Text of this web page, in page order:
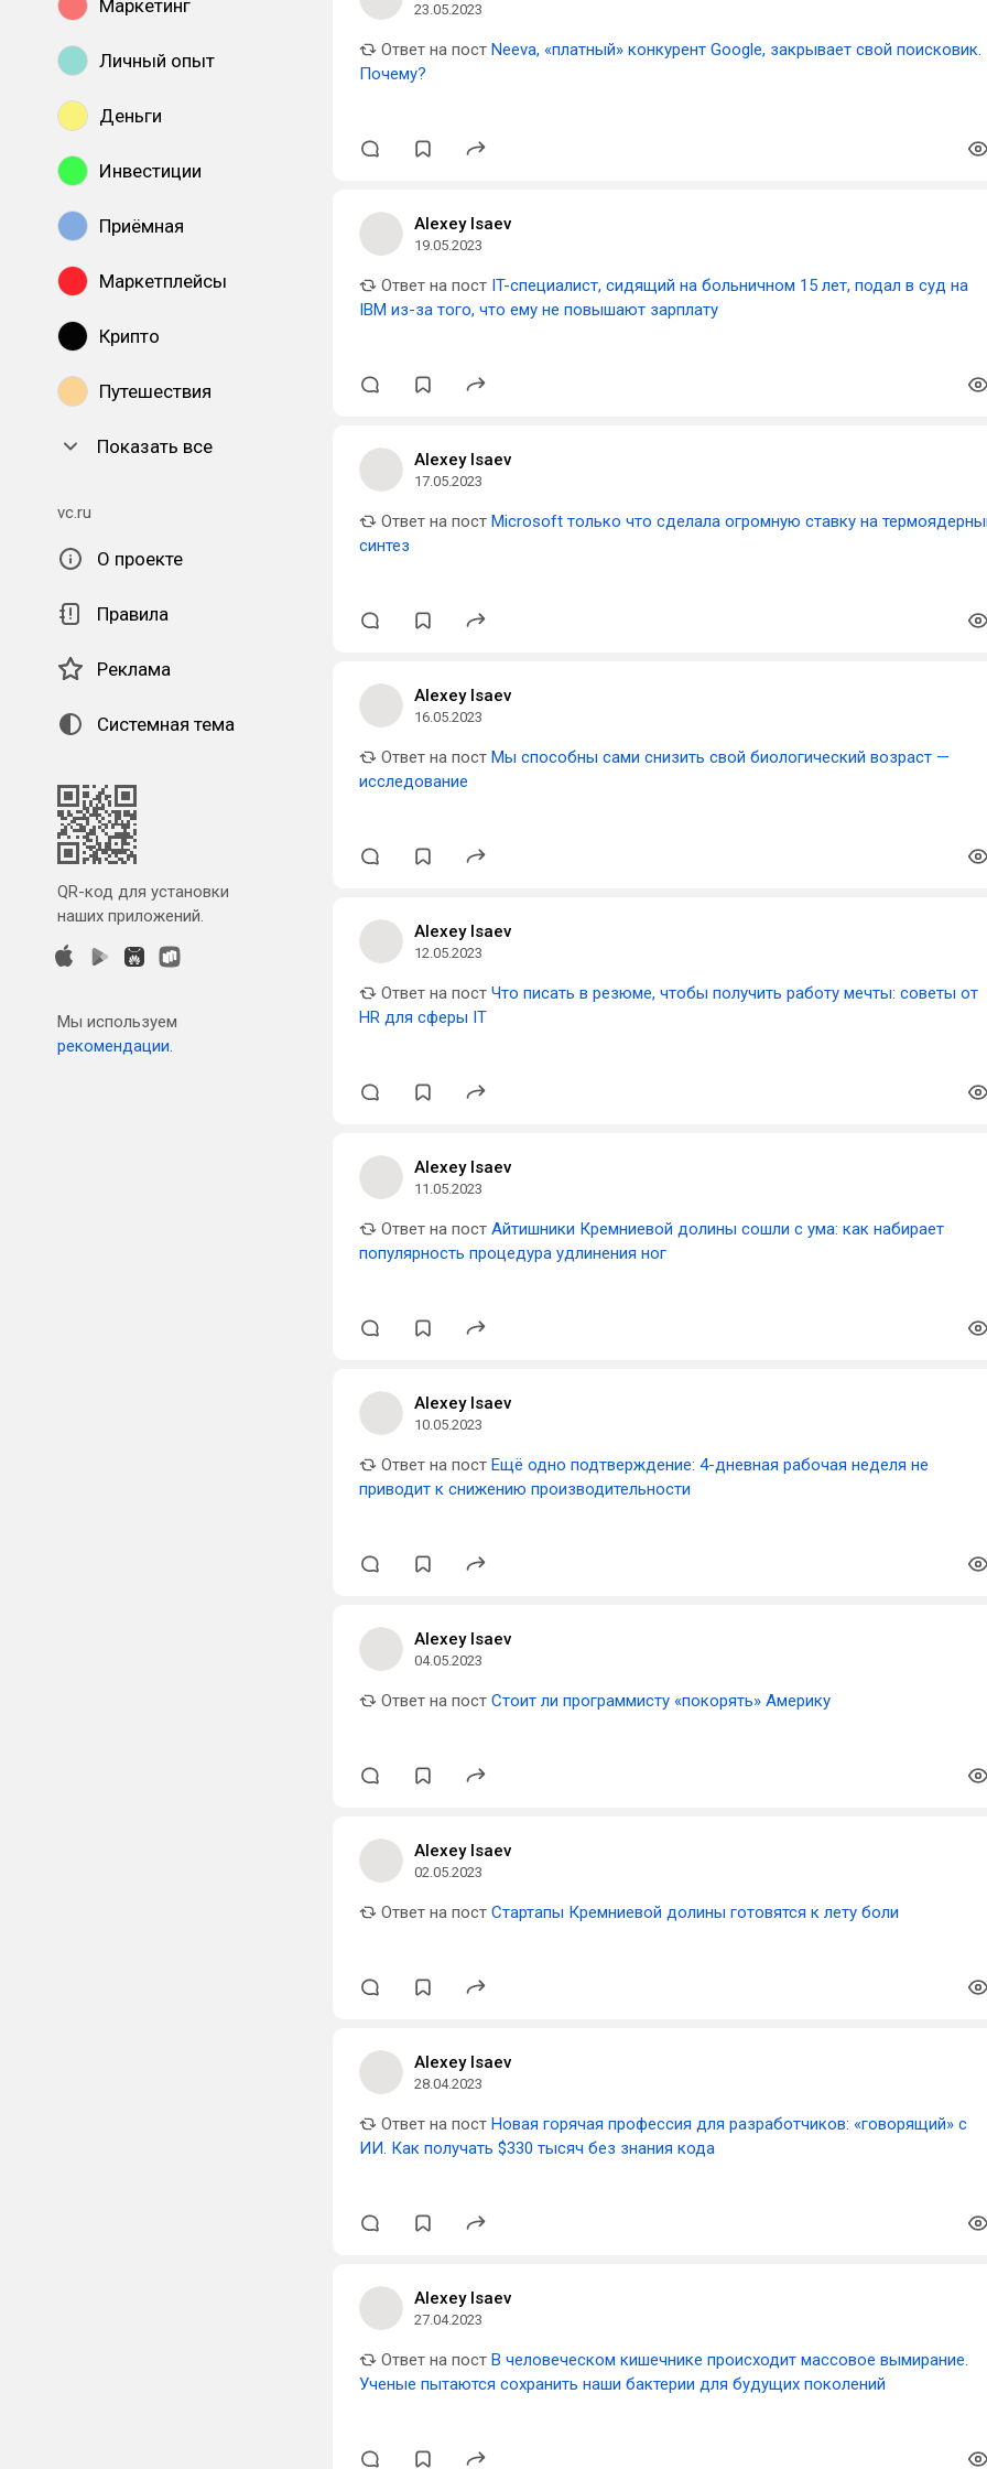
Маркетинг
Личный опыт
Деньги
Инвестиции
Приёмная
Маркетплейсы
Крипто
Путешествия
Показать все
vc.ru
О проекте
Правила
Реклама
Системная тема
QR-код для установки
наших приложений.
Мы используем
рекомендации.
23.05.2023
Ответ на пост Neeva, «платный» конкурент Google, закрывает свой поисковик.
Почему?
Alexey Isaev
19.05.2023
Ответ на пост IT-специалист, сидящий на больничном 15 лет, подал в суд на
IBM из-за того, что ему не повышают зарплату
Alexey Isaev
17.05.2023
Ответ на пост Microsoft только что сделала огромную ставку на
синтез
Alexey Isaev
16.05.2023
Ответ на пост Мы способны сами снизить свой биологический возраст —
исследование
Alexey Isaev
12.05.2023
Ответ на пост Что писать в резюме, чтобы получить работу мечты: советы от
HR для сферы IT
Alexey Isaev
11.05.2023
Ответ на пост Айтишники Кремниевой долины сошли с ума: как набирает
популярность процедура удлинения ног
Alexey Isaev
10.05.2023
Ответ на пост Ещё одно подтверждение: 4-дневная рабочая неделя не
приводит к снижению производительности
Alexey Isaev
04.05.2023
Ответ на пост Стоит ли программисту «покорять» Америку
Alexey Isaev
02.05.2023
Ответ на пост Стартапы Кремниевой долины готовятся к лету боли
Alexey Isaev
28.04.2023
Ответ на пост Новая горячая профессия для разработчиков: «говорящий» с
ИИ. Как получать $330 тысяч без знания кода
Alexey Isaev
27.04.2023
Ответ на пост В человеческом кишечнике происходит массовое вымирание.
Ученые пытаются сохранить наши бактерии для будущих поколений